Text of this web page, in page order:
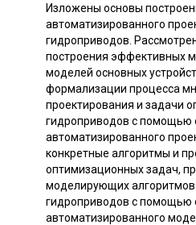
Изложены основы
автоматизированного
гидроприводов.
построения эффективных
моделей основных
формализации процесса
проектирования и задачи
гидроприводов с помощью
автоматизированного
конкретные алгоритмы и
оптимизационных задач,
моделирующих
гидроприводов с помощью
автоматизированного